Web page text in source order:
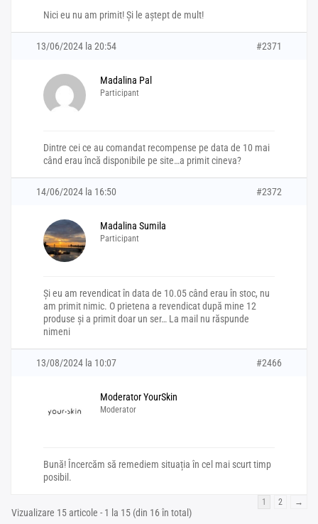
Nici eu nu am primit! Și le aștept de mult!
13/06/2024 la 20:54 #2371
Madalina Pal
Participant
Dintre cei ce au comandat recompense pe data de 10 mai
când erau încă disponibile pe site…a primit cineva?
14/06/2024 la 16:50 #2372
Madalina Sumila
Participant
Și eu am revendicat în data de 10.05 când erau în stoc, nu
am primit nimic. O prietena a revendicat după mine 12
produse și a primit doar un ser… La mail nu răspunde
nimeni
13/08/2024 la 10:07 #2466
Moderator YourSkin
Moderator
Bună! Încercăm să remediem situația în cel mai scurt timp
posibil.
Vizualizare 15 articole - 1 la 15 (din 16 în total)
1 2 →